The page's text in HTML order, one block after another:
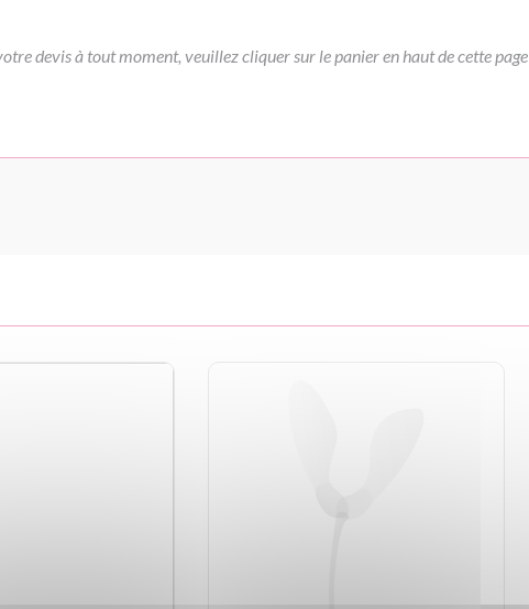
devis à tout moment, veuillez cliquer sur le panier en haut de cette page